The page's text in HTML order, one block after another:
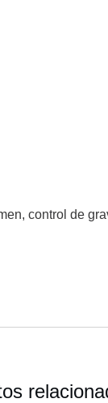
control de